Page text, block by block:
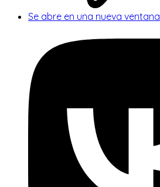
Se abre en una nueva ventana